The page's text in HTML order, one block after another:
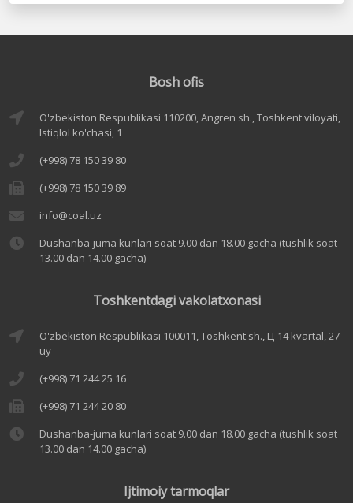
Bosh ofis
O'zbekiston Respublikasi 110200, Angren sh., Toshkent viloyati,
Istiqlol ko'chasi, 1
(+998) 78 150 39 80
(+998) 78 150 39 89
info@coal.uz
Dushanba-juma kunlari soat 9.00 dan 18.00 gacha (tushlik soat
13.00 dan 14.00 gacha)
Toshkentdagi vakolatxonasi
O'zbekiston Respublikasi 100011, Toshkent sh., Ц-14 kvartal, 27-
uy
(+998) 71 244 25 16
(+998) 71 244 20 80
Dushanba-juma kunlari soat 9.00 dan 18.00 gacha (tushlik soat
13.00 dan 14.00 gacha)
Ijtimoiy tarmoqlar